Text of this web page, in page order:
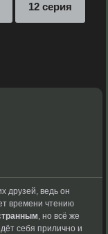
12 серия
друзей, ведь он
времени чтению
, но всё же
себя прилично и